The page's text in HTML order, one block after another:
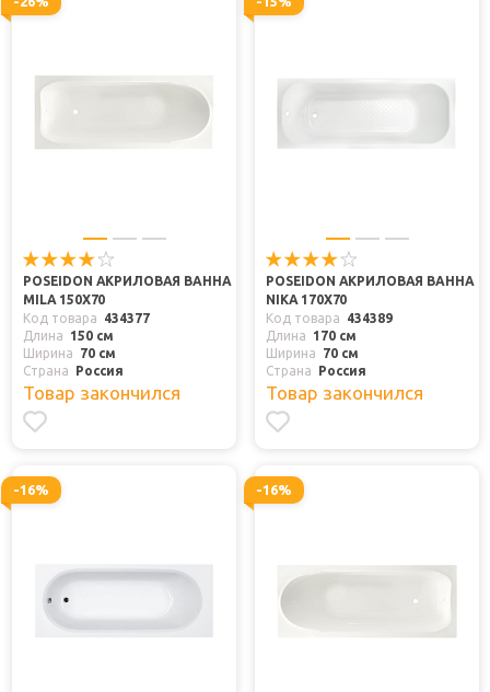
POSEIDON АКРИЛОВАЯ ВАННА
MILA 150X70
Код товара
434377
Длина
150 см
Ширина
70 см
Страна
Россия
Товар закончился
POSEIDON АКРИЛОВАЯ ВАННА
NIKA 170X70
Код товара
434389
Длина
170 см
Ширина
70 см
Страна
Россия
Товар закончился
-16% -16%